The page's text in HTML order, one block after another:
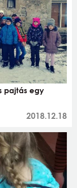
pajtás egy
2018.12.18